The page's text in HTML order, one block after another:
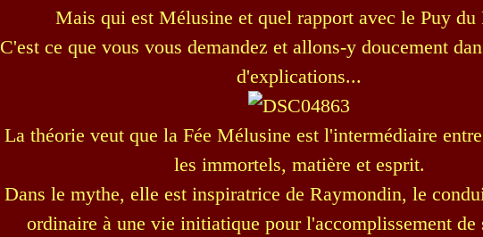
Mais qui est Mélusine et quel rapport avec le Puy du
C'est ce que vous vous demandez et allons-y doucement
d'explications...
La théorie veut que la Fée Mélusine est l'intermédiaire
les immortels, matière et esprit.
Dans le mythe, elle est inspiratrice de Raymondin, le
ordinaire à une vie initiatique pour l'accomplissement de